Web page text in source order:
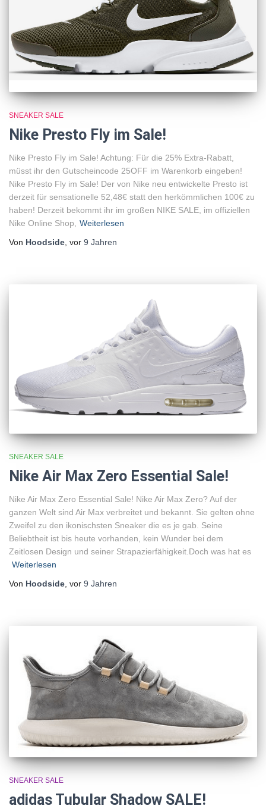
SNEAKER SALE
Nike Presto Fly im Sale!
Nike Presto Fly im Sale! Achtung: Für die 25% Extra-Rabatt,
müsst ihr den Gutscheincode 25OFF im Warenkorb eingeben!
Nike Presto Fly im Sale! Der von Nike neu entwickelte Presto ist
derzeit für sensationelle 52,48€ statt den herkömmlichen 100€ zu
haben! Derzeit bekommt ihr im großen NIKE SALE, im offiziellen
Nike Online Shop,
Weiterlesen
Von Hoodside , vor 9 Jahren
SNEAKER SALE
Nike Air Max Zero Essential Sale!
Nike Air Max Zero Essential Sale! Nike Air Max Zero? Auf der
ganzen Welt sind Air Max verbreitet und bekannt. Sie gelten ohne
Zweifel zu den ikonischsten Sneaker die es je gab. Seine
Beliebtheit ist bis heute vorhanden, kein Wunder bei dem
Zeitlosen Design und seiner Strapazierfähigkeit.Doch was hat es
Weiterlesen
Von Hoodside, vor 9 Jahren
SNEAKER SALE
adidas Tubular Shadow SALE!